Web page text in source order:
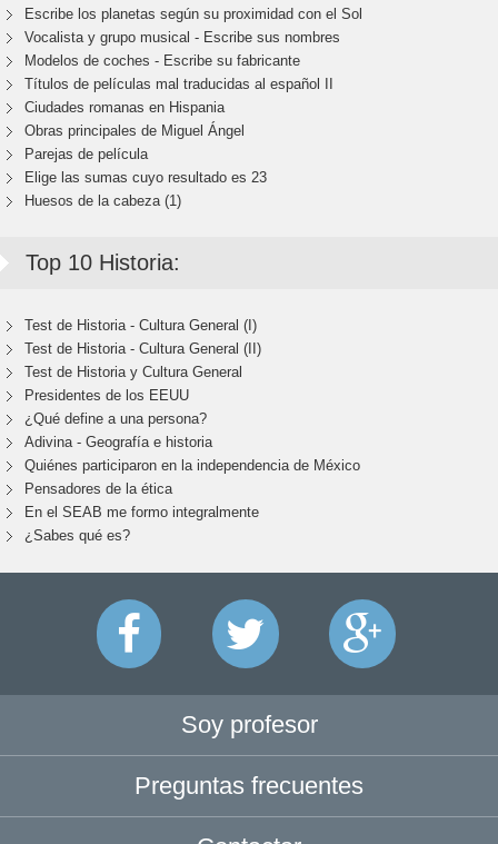
Escribe los planetas según su proximidad con el Sol
Vocalista y grupo musical - Escribe sus nombres
Modelos de coches - Escribe su fabricante
Títulos de películas mal traducidas al español II
Ciudades romanas en Hispania
Obras principales de Miguel Ángel
Parejas de película
Elige las sumas cuyo resultado es 23
Huesos de la cabeza (1)
Top 10 Historia:
Test de Historia - Cultura General (I)
Test de Historia - Cultura General (II)
Test de Historia y Cultura General
Presidentes de los EEUU
¿Qué define a una persona?
Adivina - Geografía e historia
Quiénes participaron en la independencia de México
Pensadores de la ética
En el SEAB me formo integralmente
¿Sabes qué es?
Soy profesor
Preguntas frecuentes